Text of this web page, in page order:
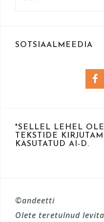
SOTSIAALMEEDIA
*SELLEL LEHEL
TEKSTIDE
KASUTATUD AI-D.
©andeetti
Olete teretulnud